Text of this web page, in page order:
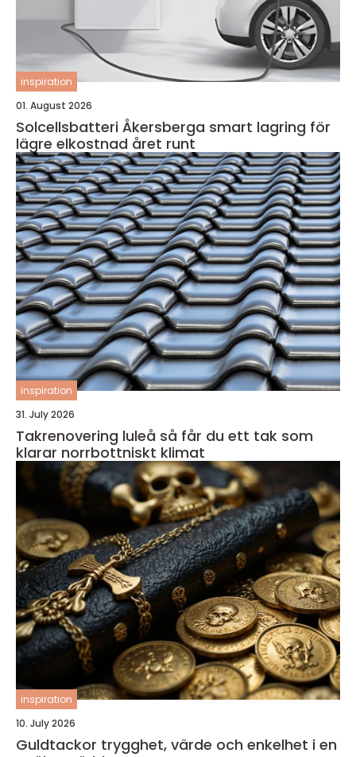
inspiration
01. August 2026
Solcellsbatteri Åkersberga smart lagring för
lägre elkostnad året runt
inspiration
31. July 2026
Takrenovering luleå så får du ett tak som
klarar norrbottniskt klimat
inspiration
10. July 2026
Guldtackor trygghet, värde och enkelhet i en